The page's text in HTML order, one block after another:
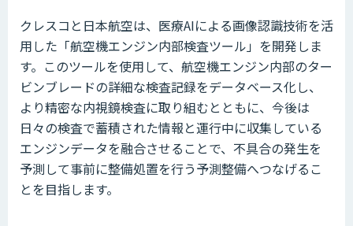
クレスコと日本航空は、医療AIによる画像認識技術を活
用した「航空機エンジン内部検査ツール」を開発しま
す。このツールを使用して、航空機エンジン内部のター
ビンブレードの詳細な検査記録をデータベース化し、
より精密な内視鏡検査に取り組むとともに、今後は
日々の検査で蓄積された情報と運行中に収集している
エンジンデータを融合させることで、不具合の発生を
予測して事前に整備処置を行う予測整備へつなげるこ
とを目指します。